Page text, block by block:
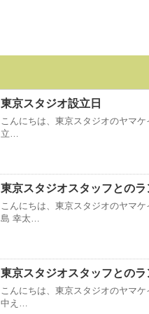
東京スタジオ設立日
こんにちは、東京スタジオのヤマ
立…
東京スタジオスタッフとのラ
こんにちは、東京スタジオのヤマ
島 幸太…
東京スタジオスタッフとのラ
こんにちは、東京スタジオのヤマ
中え…